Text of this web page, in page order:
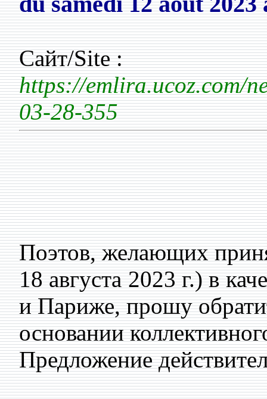
Сайт/Site :
https://emlira.ucoz.com/
03-28-355
Поэтов, желающих
18 августа 2023 г.) в
и Париже, прошу
основании
Предложение